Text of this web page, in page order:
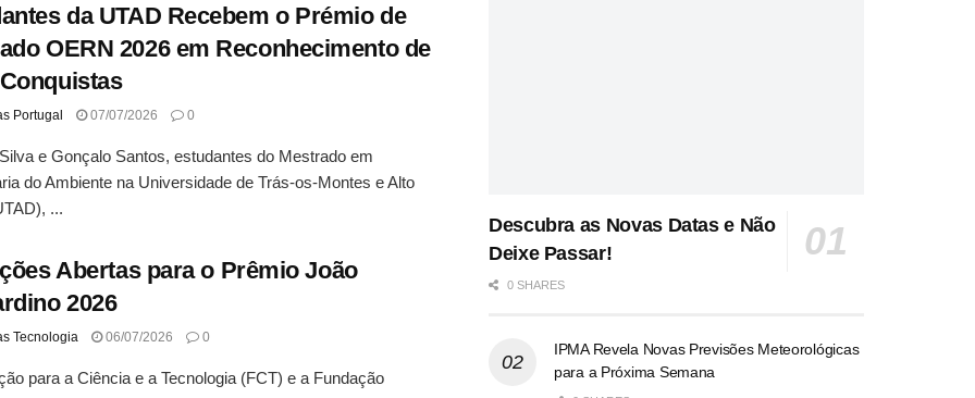
da UTAD Recebem o Prémio de
OERN 2026 em Reconhecimento de
Portugal 07/07/2026 0
e Gonçalo Santos, estudantes do Mestrado em
do Ambiente na Universidade de Trás-os-Montes e Alto
...
Abertas para o Prêmio João
2026
Tecnologia 06/07/2026 0
para a Ciência e a Tecnologia (FCT) e a Fundação
Descubra as Novas Datas e Não
Deixe Passar!
0 SHARES
IPMA Revela Novas Previsões Meteorológicas
para a Próxima Semana